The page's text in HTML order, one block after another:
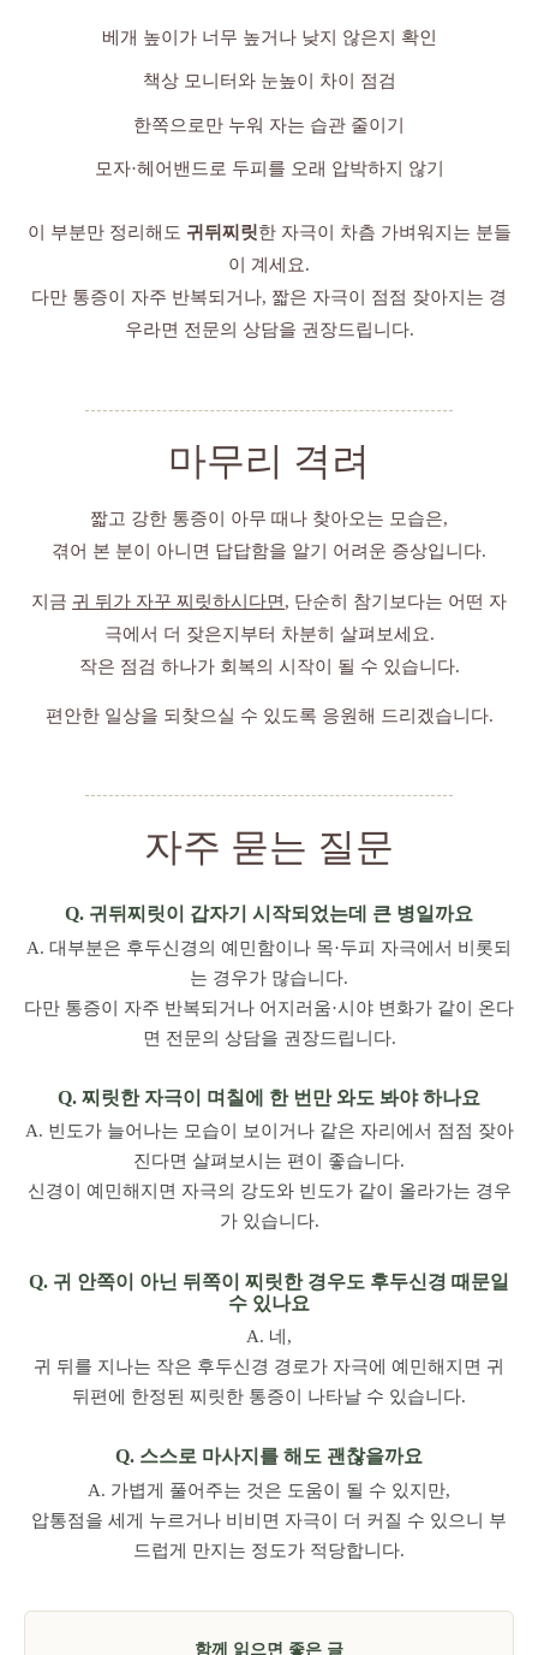
베개 높이가 너무 높거나 낮지 않은지 확인
책상 모니터와 눈높이 차이 점검
한쪽으로만 누워 자는 습관 줄이기
모자·헤어밴드로 두피를 오래 압박하지 않기
이 부분만 정리해도 귀뒤찌릿한 자극이 차츰 가벼워지는 분들
이 계세요.
다만 통증이 자주 반복되거나, 짧은 자극이 점점 잦아지는 경
우라면 전문의 상담을 권장드립니다.
마무리 격려
짧고 강한 통증이 아무 때나 찾아오는 모습은,
겪어 본 분이 아니면 답답함을 알기 어려운 증상입니다.
지금 귀 뒤가 자꾸 찌릿하시다면, 단순히 참기보다는 어떤 자
극에서 더 잦은지부터 차분히 살펴보세요.
작은 점검 하나가 회복의 시작이 될 수 있습니다.
편안한 일상을 되찾으실 수 있도록 응원해 드리겠습니다.
자주 묻는 질문
Q. 귀뒤찌릿이 갑자기 시작되었는데 큰 병일까요
A. 대부분은 후두신경의 예민함이나 목·두피 자극에서 비롯되
는 경우가 많습니다.
다만 통증이 자주 반복되거나 어지러움·시야 변화가 같이 온다
면 전문의 상담을 권장드립니다.
Q. 찌릿한 자극이 며칠에 한 번만 와도 봐야 하나요
A. 빈도가 늘어나는 모습이 보이거나 같은 자리에서 점점 잦아
진다면 살펴보시는 편이 좋습니다.
신경이 예민해지면 자극의 강도와 빈도가 같이 올라가는 경우
가 있습니다.
Q. 귀 안쪽이 아닌 뒤쪽이 찌릿한 경우도 후두신경 때문일
수 있나요
A. 네,
귀 뒤를 지나는 작은 후두신경 경로가 자극에 예민해지면 귀
뒤편에 한정된 찌릿한 통증이 나타날 수 있습니다.
Q. 스스로 마사지를 해도 괜찮을까요
A. 가볍게 풀어주는 것은 도움이 될 수 있지만,
압통점을 세게 누르거나 비비면 자극이 더 커질 수 있으니 부
드럽게 만지는 정도가 적당합니다.
함께 읽으면 좋은 글